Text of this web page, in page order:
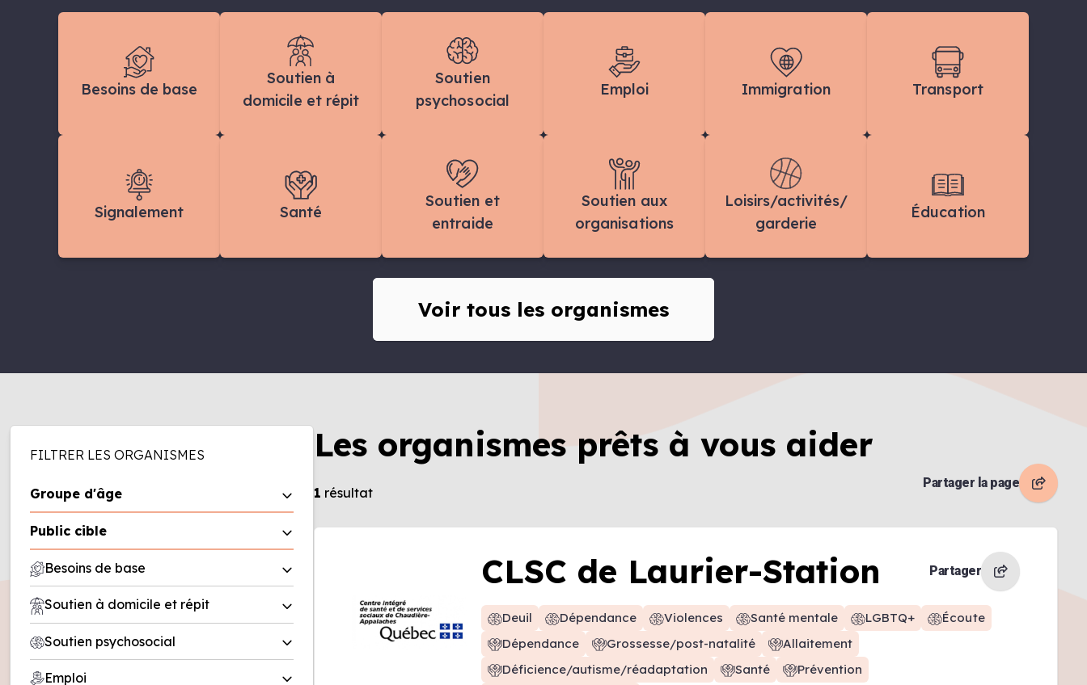
Besoins de base
Soutien à
domicile et répit
Soutien
psychosocial
Emploi Immigration Transport
Signalement Santé
Soutien et
entraide
Soutien aux
organisations
Loisirs/activités/
garderie
Éducation
Voir tous les organismes
FILTRER LES ORGANISMES
Groupe d'âge
0 à 5 ans
6 à 11 ans
12 à 17 ans
18 à 50 ans
Public cible
Homme
Femme
Famille
Entreprise
Organisme
Besoins de base
Aide alimentaire
Friperie
Recherche de logement/office
municipal d’habitation (OMH)
Soutien à domicile et répit
Répit
Soutien à domicile
Soutien psychosocial
Deuil
Emploi
Les organismes prêts à vous aider
1 résultat
Partager la page
CLSC de Laurier-Station Partager
Deuil Dépendance Violences Santé mentale LGBTQ+
Écoute
Dépendance
Grossesse/post-natalité
Allaitement
Déficience/autisme/réadaptation
Santé
Prévention